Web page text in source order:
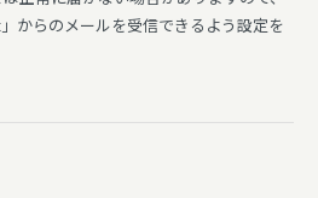
からのメールを受信できるよう設定を